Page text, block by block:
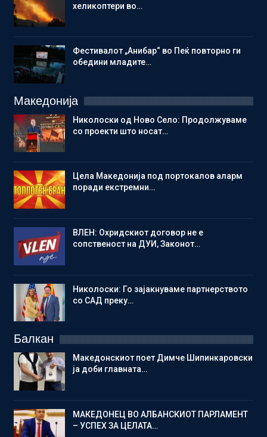
хеликоптери во…
Фестивалот „Анибар“ во Пеќ повторно ги
обедини младите…
Македонија
Николоски од Ново Село: Продолжуваме
со проекти што носат…
Цела Македонија под портокалов аларм
поради екстремни…
ВЛЕН: Охридскиот договор не е
сопственост на ДУИ, Законот…
Николоски: Го зајакнуваме партнерството
со САД преку…
Балкан
Македонскиот поет Димче Шипинкаровски
ја доби главната…
МАКЕДОНЕЦ ВО АЛБАНСКИОТ ПАРЛАМЕНТ
– УСПЕХ ЗА ЦЕЛАТА…